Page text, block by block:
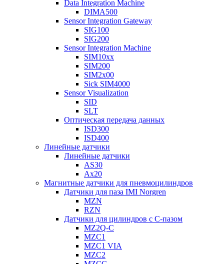
Data Integration Machine
DIMA500
Sensor Integration Gateway
SIG100
SIG200
Sensor Integration Machine
SIM10xx
SIM200
SIM2x00
Sick SIM4000
Sensor Visualization
SID
SLT
Оптическая передача данных
ISD300
ISD400
Линейные датчики
Линейные датчики
AS30
Ax20
Магнитные датчики для пневмоцилиндров
Датчики для паза IMI Norgren
MZN
RZN
Датчики для цилиндров с С-пазом
MZ2Q-C
MZC1
MZC1 VIA
MZC2